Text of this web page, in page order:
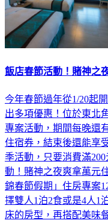
飯店春節活動！賭神之
今年春節過年從1/20起
出多項優惠！位於東北
專案活動，期間每晚還
住宿券，結束後還能享
季活動，只要消費滿
動！賭神之夜爽拿萬元
錦春節假期」住房專案
擇雙人1泊2食或是4人1
床的房型，再搭配美味